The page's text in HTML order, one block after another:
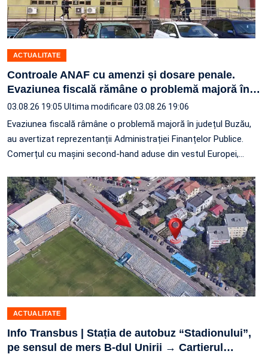
ACTUALITATE
Controale ANAF cu amenzi și dosare penale.
Evaziunea fiscală rămâne o problemă majoră în…
03.08.26 19:05 Ultima modificare 03.08.26 19:06
Evaziunea fiscală râmâne o problemă majoră în județul Buzău,
au avertizat reprezentanții Administrației Finanțelor Publice.
Comerțul cu mașini second-hand aduse din vestul Europei,…
ACTUALITATE
Info Transbus | Stația de autobuz “Stadionului”,
pe sensul de mers B-dul Unirii → Cartierul…